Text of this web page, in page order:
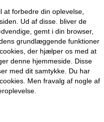
at forbedre din oplevelse,
Ud af disse. bliver de
gemt i din browser,
grundlæggende funktioner
der hjælper os med at
denne hjemmeside. Disse
med dit samtykke. Du har
Men fravalg af nogle af